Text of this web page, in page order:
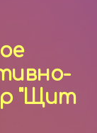
"Щит